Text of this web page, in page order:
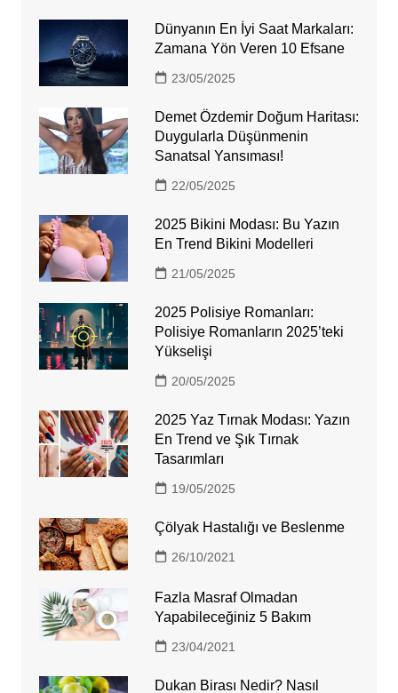
Dünyanın En İyi Saat Markaları:
Zamana Yön Veren 10 Efsane
23/05/2025
Demet Özdemir Doğum Haritası:
Duygularla Düşünmenin
Sanatsal Yansıması!
22/05/2025
2025 Bikini Modası: Bu Yazın
En Trend Bikini Modelleri
21/05/2025
2025 Polisiye Romanları:
Polisiye Romanların 2025’teki
Yükselişi
20/05/2025
2025 Yaz Tırnak Modası: Yazın
En Trend ve Şık Tırnak
Tasarımları
19/05/2025
Çölyak Hastalığı ve Beslenme
26/10/2021
Fazla Masraf Olmadan
Yapabileceğiniz 5 Bakım
23/04/2021
Dukan Birası Nedir? Nasıl